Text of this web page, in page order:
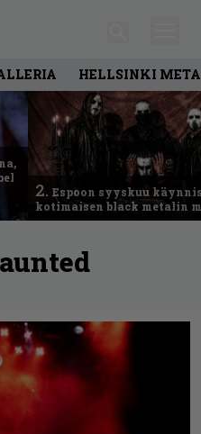
HELLSINKI
2. Espoon syyskuu
kotimaisen black metalin